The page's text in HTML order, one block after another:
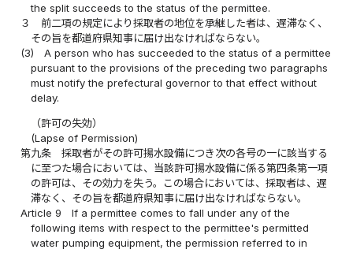
the split succeeds to the status of the permittee.
３
前二項の規定により採取者の地位を承継した者は、遅滞なく、
その旨を都道府県知事に届け出なければならない。
(3)
A person who has succeeded to the status of a permittee
pursuant to the provisions of the preceding two paragraphs
must notify the prefectural governor to that effect without
delay.
（許可の失効）
(Lapse of Permission)
第九条
採取者がその許可揚水設備につき次の各号の一に該当する
に至つた場合においては、当該許可揚水設備に係る第四条第一項
の許可は、その効力を失う。この場合においては、採取者は、遅
滞なく、その旨を都道府県知事に届け出なければならない。
Article 9
If a permittee comes to fall under any of the
following items with respect to the permittee's permitted
water pumping equipment, the permission referred to in